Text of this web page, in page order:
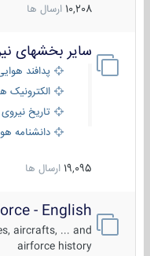
10,208 ارسال ها
سایر بخشهای
پدافند هوایی
الکترونیک
تاریخ نیروی
دانشنامه
19,095 ارسال ها
- English
aircrafts, ... and
airforce history